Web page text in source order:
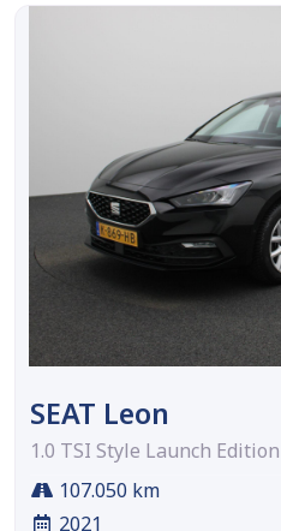
SEAT Leon
1.0 TSI Style Launch Edition
107.050 km
2021